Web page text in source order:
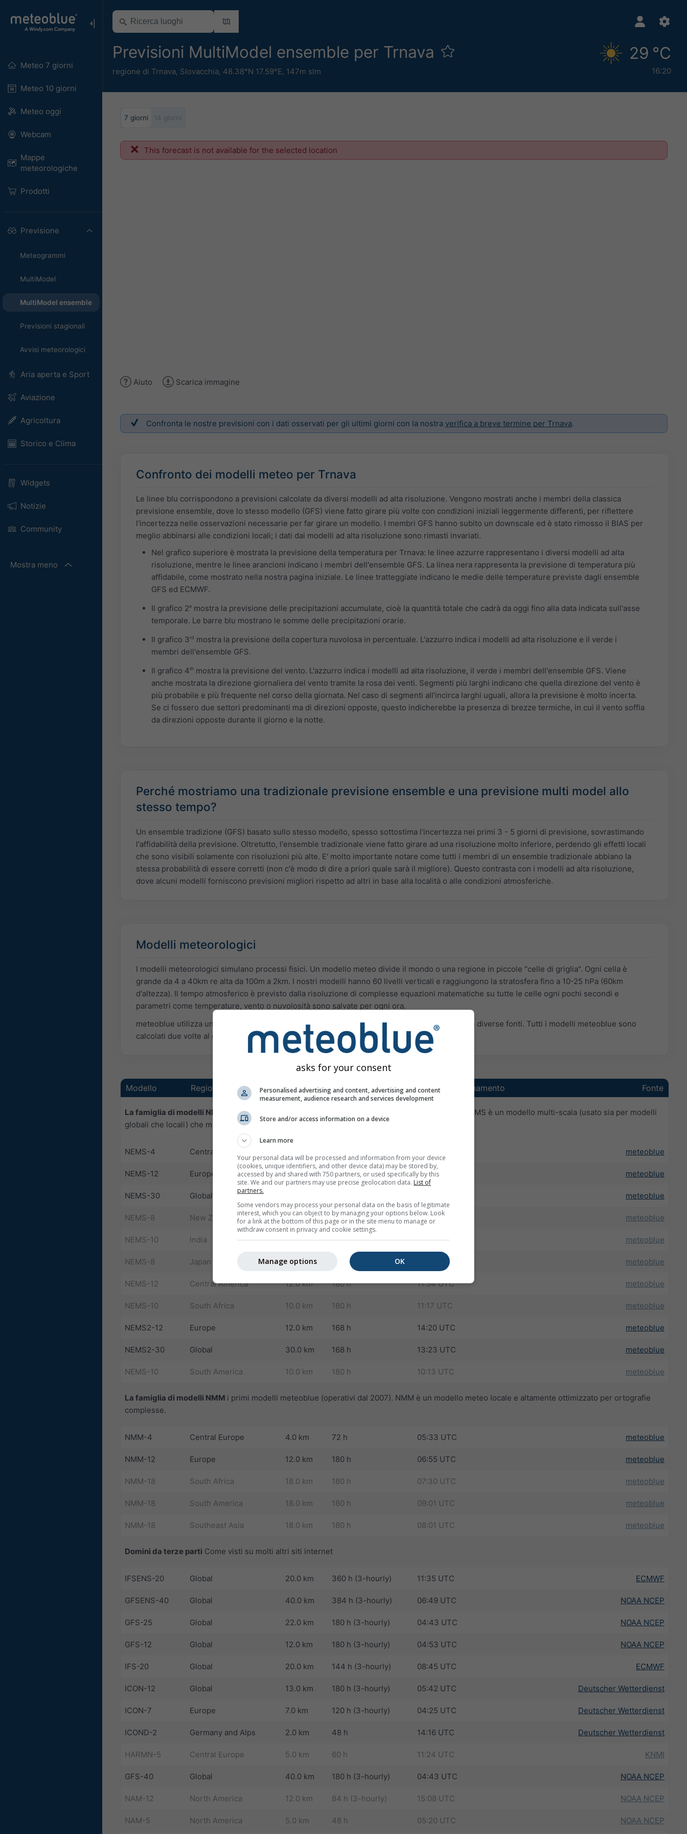
Meteo 7 giorni
Meteo 10 giorni
Meteo oggi
Webcam
Mappe
meteorologiche
Prodotti
Previsione
Meteogrammi
MultiModel
MultiModel ensemble
Previsioni stagionali
Avvisi meteorologici
Aria aperta e Sport
Aviazione
Agricoltura
Storico e Clima
Widgets
Notizie
Community
Mostra meno
Previsioni MultiModel ensemble per Trnava
regione di Trnava, Slovacchia, 48.38°N 17.59°E, 147m slm
29 °C
16:20
7 giorni 14 giorni
This forecast is not available for the selected location
Aiuto Scarica immagine
Confronta le nostre previsioni con i dati osservati per gli ultimi giorni con la nostra verifica a breve termine per Trnava.
Confronto dei modelli meteo per Trnava
Le linee blu corrispondono a previsioni calcolate da diversi modelli ad alta risoluzione. Vengono mostrati anche i membri della classica
previsione ensemble, dove lo stesso modello (GFS) viene fatto girare più volte con condizioni iniziali leggermente differenti, per riflettere
l'incertezza nelle osservazioni necessarie per far girare un modello. I membri GFS hanno subito un downscale ed è stato rimosso il BIAS per
meglio abbinarsi alle condizioni locali; i dati dai modelli ad alta risoluzione sono rimasti invariati.
Nel grafico superiore è mostrata la previsione della temperatura per Trnava: le linee azzurre rappresentano i diversi modelli ad alta
risoluzione, mentre le linee arancioni indicano i membri dell'ensemble GFS. La linea nera rappresenta la previsione di temperatura più
affidabile, come mostrato nella nostra pagina iniziale. Le linee tratteggiate indicano le medie delle temperature previste dagli ensemble
GFS ed ECMWF.
Il grafico 2e mostra la previsione delle precipitazioni accumulate, cioè la quantità totale che cadrà da oggi fino alla data indicata sull'asse
temporale. Le barre blu mostrano le somme delle precipitazioni orarie.
Il grafico 3rd mostra la previsione della copertura nuvolosa in percentuale. L'azzurro indica i modelli ad alta risoluzione e il verde i
membri dell'ensemble GFS.
Il grafico 4th mostra la previsione del vento. L'azzurro indica i modelli ad alta risoluzione, il verde i membri dell'ensemble GFS. Viene
anche mostrata la direzione giornaliera del vento tramite la rosa dei venti. Segmenti più larghi indicano che quella direzione del vento è
più probabile e più frequente nel corso della giornata. Nel caso di segmenti all'incirca larghi uguali, allora la previsione è molto incerta.
Se ci fossero due settori predominanti ma di direzioni opposte, questo indicherebbe la presenza di brezze termiche, in cui il vento soffia
da direzioni opposte durante il giorno e la notte.
Perché mostriamo una tradizionale previsione ensemble e una previsione multi model allo
stesso tempo?
Un ensemble tradizione (GFS) basato sullo stesso modello, spesso sottostima l'incertezza nei primi 3 - 5 giorni di previsione, sovrastimando
l'affidabilità della previsione. Oltretutto, l'ensemble tradizionale viene fatto girare ad una risoluzione molto inferiore, perdendo gli effetti locali
che sono visibili solamente con risoluzioni più alte. E' molto importante notare come tutti i membri di un ensemble tradizionale abbiano la
stessa probabilità di essere corretti (non c'è modo di dire a priori quale sarà il migliore). Questo contrasta con i modelli ad alta risoluzione,
dove alcuni modelli forniscono previsioni migliori rispetto ad altri in base alla località o alle condizioni atmosferiche.
Modelli meteorologici
I modelli meteorologici simulano processi fisici. Un modello meteo divide il mondo o una regione in piccole "celle di griglia". Ogni cella è
grande da 4 a 40km re alta da 100m a 2km. I nostri modelli hanno 60 livelli verticali e raggiungono la stratosfera fino a 10-25 hPa (60km
d'altezza). Il tempo atmosferico è previsto dalla risoluzione di complesse equazioni matematiche su tutte le celle ogni pochi secondi e
parametri come temperature, vento o nuvolosità sono salvate per ogni ora.
meteoblue utilizza un grande numero di diversi modelli meteorologici ed integra open data da diverse fonti. Tutti i modelli meteoblue sono
calcolati due volte al giorno su un cluster di calcolo dedicato ad alte performance.
Modello Regione Risoluzione Ultimo aggiornamento Fonte
La famiglia di modelli NEMS
è il successore migliorato dei modelli NMM (operativo dal 2013). NEMS è un modello multi-scala (usato sia per modelli
globali che locali) che migliora le previsioni di precipitazioni e nuvolosità.
NEMS-4 Central Europe meteoblue
NEMS-12 Europe 12.0 km 180 h 07:43 UTC meteoblue
NEMS-30 Global meteoblue
NEMS-8 New Zealand 8.0 km 180 h 12:19 UTC meteoblue
NEMS-10 India 10.0 km 180 h 11:14 UTC meteoblue
NEMS-8 Japan East Asia 8.0 km 180 h 12:16 UTC meteoblue
NEMS-12 Central America 12.0 km 180 h 11:54 UTC meteoblue
NEMS-10 South Africa 10.0 km 180 h 11:17 UTC meteoblue
NEMS2-12 Europe 12.0 km 168 h 14:20 UTC meteoblue
NEMS2-30 Global 30.0 km 168 h 13:23 UTC meteoblue
NEMS-10 South America 10.0 km 180 h 10:13 UTC meteoblue
La famiglia di modelli NMM i primi modelli meteoblue (operativi dal 2007). NMM è un modello meteo locale e altamente ottimizzato per ortografie
complesse.
NMM-4 Central Europe 4.0 km 72 h 05:33 UTC meteoblue
NMM-12 Europe 12.0 km 180 h 06:55 UTC meteoblue
NMM-18 South Africa 18.0 km 180 h 07:30 UTC meteoblue
NMM-18 South America 18.0 km 180 h 09:01 UTC meteoblue
NMM-18 Southeast Asia 18.0 km 180 h 08:01 UTC meteoblue
Domini da terze parti Come visti su molti altri siti internet
IFSENS-20 Global 20.0 km 360 h (3-hourly) 11:35 UTC ECMWF
GFSENS-40 Global 40.0 km 384 h (3-hourly) 06:49 UTC NOAA NCEP
GFS-25 Global 22.0 km 180 h (3-hourly) 04:43 UTC NOAA NCEP
GFS-12 Global 12.0 km 180 h (3-hourly) 04:53 UTC NOAA NCEP
IFS-20 Global 20.0 km 144 h (3-hourly) 08:45 UTC ECMWF
ICON-12 Global 13.0 km 180 h (3-hourly) 05:42 UTC Deutscher Wetterdienst
ICON-7 Europe 7.0 km 120 h (3-hourly) 04:25 UTC Deutscher Wetterdienst
ICOND-2 Germany and Alps 2.0 km 48 h 14:16 UTC Deutscher Wetterdienst
HARMN-5 Central Europe 5.0 km 60 h 11:24 UTC KNMI
GFS-40 Global 40.0 km 180 h (3-hourly) 04:43 UTC NOAA NCEP
NAM-12 North America 12.0 km 84 h (3-hourly) 15:08 UTC NOAA NCEP
NAM-5 North America 5.0 km 48 h 05:20 UTC NOAA NCEP
asks for your consent
Personalised advertising and content, advertising and content
measurement, audience research and services development
Store and/or access information on a device
Learn more
Your personal data will be processed and information from your device
(cookies, unique identifiers, and other device data) may be stored by,
accessed by and shared with 750 partners, or used specifically by this
site. We and our partners may use precise geolocation data. List of
partners.
Some vendors may process your personal data on the basis of legitimate
interest, which you can object to by managing your options below. Look
for a link at the bottom of this page or in the site menu to manage or
withdraw consent in privacy and cookie settings.
OK
Manage options